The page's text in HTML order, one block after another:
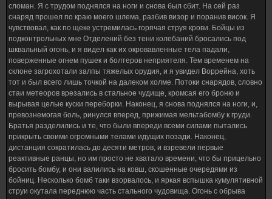
сломан. Я с трудом поднялся на ноги и снова был сбит. На сей раз
снаряд прошел по краю моего шлема, разбив визор и поранив висок. Я
чувствовал, как по щеке устремилась горячая струя крови. Бойцы из
подконтрольных мне Отделений без тени колебаний бросались под
шквальный огонь, и я видел как их окровавленные тела падали,
поверженные огнем пушек и болтеров неприятеля. Тем временем на
склоне загрохотали залпы тяжелых орудия, и я увидел Воррейна, хоть
тот и был всего лишь точкой на далеком холме. Потоки снарядов, словно
стаи метеоров врезались в стальное чудище, кромсая его броню и
вырывая целые куски переборки. Наконец, я снова поднялся на ноги, и,
превознемогая боль, ринулся вперед, прижимая мельтабомбу к груди.
Братья разделились и те, что были впереди всеми силами пытались
прикрыть своими огромными телами идущих позади. Наконец,
дистанция сократилась до десяти метров, и взревели первые
реактивные ранцы, но им просто не хватало времени, что бы прицельно
бросить бомбу, и они валились на ковш, скошенные очередями из
бойниц. Несколько бомб таки взорвалось, и яркая вспышка кумулятивной
струи окутала переднюю часть стального чудовища. Огонь с обрыва